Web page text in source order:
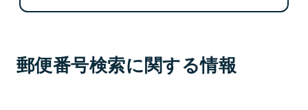
郵便番号検索に関する情報